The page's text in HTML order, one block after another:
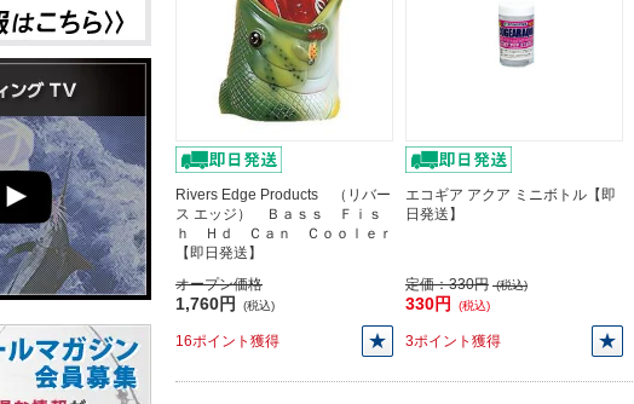
Rivers Edge Products （リバー
ス エッジ） Ｂａｓｓ Ｆｉｓ
ｈ Ｈｄ Ｃａｎ Ｃｏｏｌｅｒ
【即日発送】
オープン価格
1,760円 (税込)
16ポイント獲得
エコギア アクア ミニボトル【即
日発送】
定価：330円 (税込)
330円 (税込)
3ポイント獲得